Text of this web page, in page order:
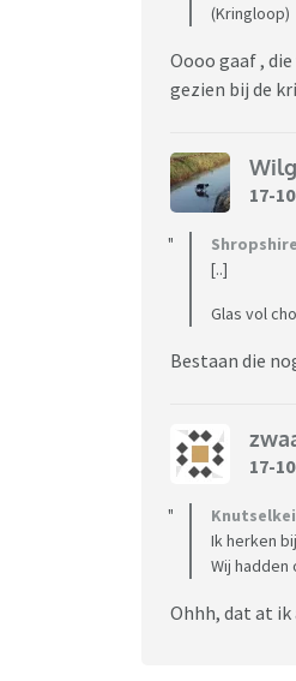
(Kringloop)
Oooo gaaf ,
gezien bij de
17-
[..]
Glas vol
Bestaan die
17-
Knutselkei
Ik herken
Wij hadden
Ohhh, dat at ik